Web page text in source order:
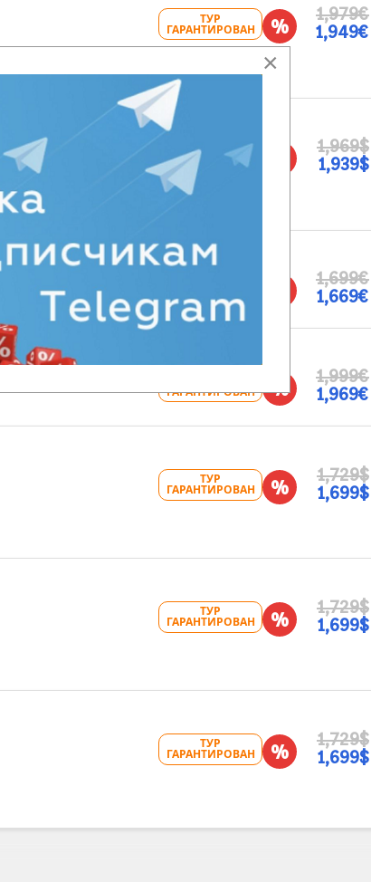
ТУР
ГАРАНТИРОВАН %
1,979€
1,949€
ТУР
ГАРАНТИРОВАН
1,969$
1,939$
1,699€
1,669€
ГАРАНТИРОВАН %
1,999€
1,969€
ТУР
ГАРАНТИРОВАН %
1,729$
1,699$
ТУР
ГАРАНТИРОВАН %
1,729$
1,699$
ТУР
ГАРАНТИРОВАН %
1,729$
1,699$
×